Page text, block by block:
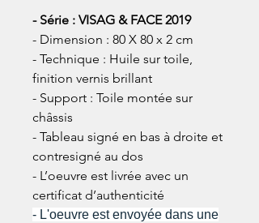
- Série : VISAG & FACE 2019
- Dimension : 80 X 80 x 2 cm
- Technique : Huile sur toile,
finition vernis brillant
- Support : Toile montée sur
châssis
- Tableau signé en bas à droite et
contresigné au dos
- L’oeuvre est livrée avec un
certificat d’authenticité
- L'oeuvre est envoyée dans une